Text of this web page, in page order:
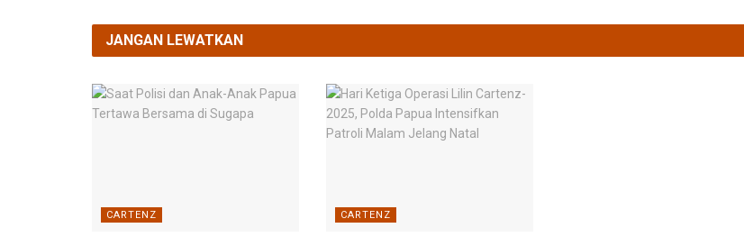
JANGAN LEWATKAN
CARTENZ CARTENZ